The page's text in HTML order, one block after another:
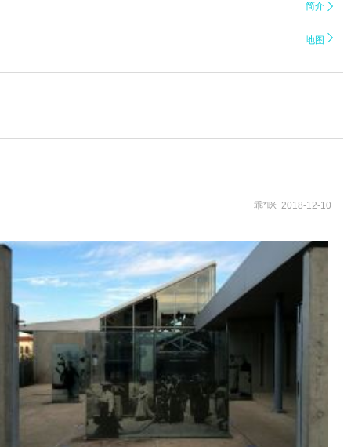
简介 
地图 
乖*咪 2018-12-10